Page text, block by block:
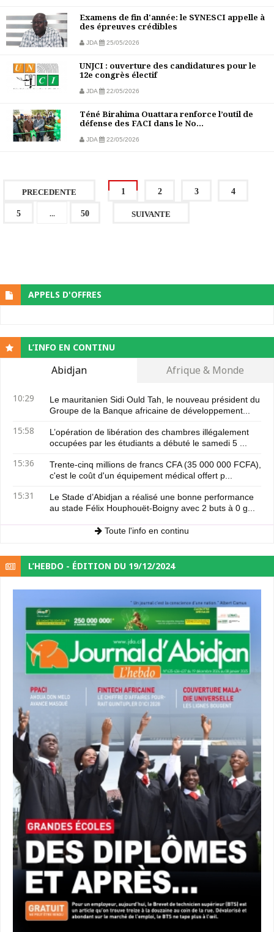
Examens de fin d'année: le SYNESCI appelle à
des épreuves crédibles
JDA 25/05/2026
UNJCI : ouverture des candidatures pour le
12e congrès électif
JDA 22/05/2026
Téné Birahima Ouattara renforce l’outil de
défense des FACI dans le No...
JDA 22/05/2026
PRECEDENTE 1 2 3 4
5 ... 50 SUIVANTE
APPELS D'OFFRES
L’INFO EN CONTINU
Abidjan Afrique & Monde
10:29
Le mauritanien Sidi Ould Tah, le nouveau président du
Groupe de la Banque africaine de développement...
15:58
L’opération de libération des chambres illégalement
occupées par les étudiants a débuté le samedi 5 ...
15:36
Trente-cinq millions de francs CFA (35 000 000 FCFA),
c'est le coût d'un équipement médical offert p...
15:31
Le Stade d’Abidjan a réalisé une bonne performance
au stade Félix Houphouët-Boigny avec 2 buts à 0 g...
Toute l'info en continu
L’HEBDO - ÉDITION DU 19/12/2024